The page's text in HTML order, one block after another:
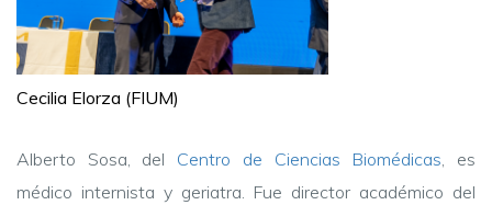
Cecilia Elorza (FIUM)
Alberto Sosa, del Centro de Ciencias Biomédicas, es
médico internista y geriatra. Fue director académico del